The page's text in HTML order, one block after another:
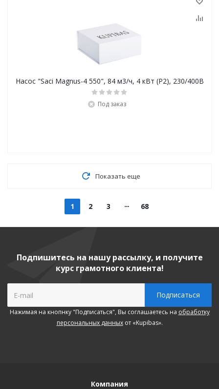
Насос "Saci Magnus-4 550", 84 м3/ч, 4 кВт (P2), 230/400B
Под заказ
Показать еще
1 2 3 68
Подпишитесь на нашу рассылку, и получите
курс грамотного клиента!
Нажимая на кнопнку "Подписаться", Вы соглашаетесь на обработку
персональных данныхот «Kupibas».
Компания